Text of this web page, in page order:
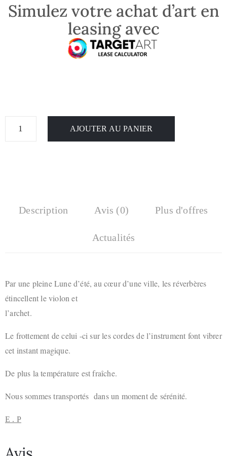
Simulez votre achat d’art en
leasing avec
AJOUTER AU PANIER
Description Avis (0) Plus d'offres
Actualités
Par une pleine Lune d’été, au cœur d’une ville, les réverbères
étincellent le violon et
l’archet.
Le frottement de celui -ci sur les cordes de l’instrument font vibrer
cet instant magique.
De plus la température est fraîche.
Nous sommes transportés dans un moment de sérénité.
E . P